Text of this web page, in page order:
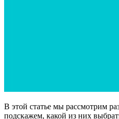
В этой статье мы рассмотрим
подскажем, какой из них